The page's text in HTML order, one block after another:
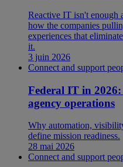
Reactive IT isn't enough
how the companies
experiences that
it.
3 juin 2026
Connect and support
Federal IT in
agency operations
Why automation,
define mission readiness.
28 mai 2026
Connect and support